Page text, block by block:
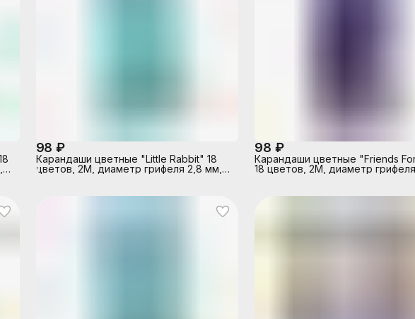
98 ₽
Карандаши цветные "Little Rabbit" 18
цветов, 2М, диаметр грифеля 2,8 мм,
98 ₽
Карандаши цветные "Friends
18 цветов, 2М, диаметр